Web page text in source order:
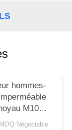
hommes-
M10